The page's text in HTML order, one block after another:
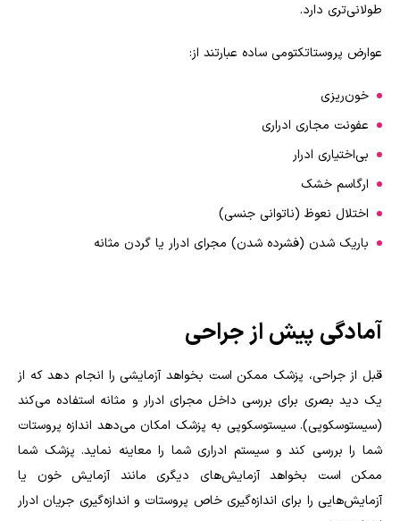
طولانی‌تری دارد.
عوارض پروستاتکتومی ساده عبارتند از:
خون‌ریزی
عفونت مجاری ادراری
بی‌اختیاری ادرار
ارگاسم خشک
اختلال نعوظ (ناتوانی جنسی)
باریک شدن (فشرده شدن) مجرای ادرار یا گردن مثانه
آمادگی پیش از جراحی
قبل از جراحی، پزشک ممکن است بخواهد آزمایشی را انجام دهد که از
یک دید بصری برای بررسی داخل مجرای ادرار و مثانه استفاده می‌کند
(سیستوسکوپی). سیستوسکوپی به پزشک امکان می‌دهد اندازه پروستات
شما را بررسی کند و سیستم ادراری شما را معاینه نماید. پزشک شما
ممکن است بخواهد آزمایش‌های دیگری مانند آزمایش خون یا
آزمایش‌هایی را برای اندازه‌گیری خاص پروستات و اندازه‌گیری جریان ادرار